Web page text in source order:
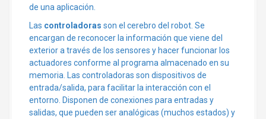
de una aplicación.
Las controladoras son el cerebro del robot. Se
encargan de reconocer la información que viene del
exterior a través de los sensores y hacer funcionar los
actuadores conforme al programa almacenado en su
memoria. Las controladoras son dispositivos de
entrada/salida, para facilitar la interacción con el
entorno. Disponen de conexiones para entradas y
salidas, que pueden ser analógicas (muchos estados) y